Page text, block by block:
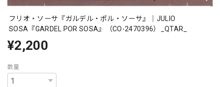
フリオ・ソーサ『ガルデル・ポル・ソーサ』｜JULIO
SOSA『GARDEL POR SOSA』（CO-2470396）_QTAR_
¥2,200
数量